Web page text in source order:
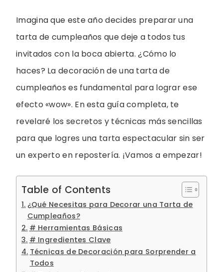
Imagina que este año decides preparar una
tarta de cumpleaños que deje a todos tus
invitados con la boca abierta. ¿Cómo lo
haces? La decoración de una tarta de
cumpleaños es fundamental para lograr ese
efecto «wow». En esta guía completa, te
revelaré los secretos y técnicas más sencillas
para que logres una tarta espectacular sin ser
un experto en repostería. ¡Vamos a empezar!
Table of Contents
¿Qué Necesitas para Decorar una Tarta de
Cumpleaños?
# Herramientas Básicas
# Ingredientes Clave
Técnicas de Decoración para Sorprender a
Todos